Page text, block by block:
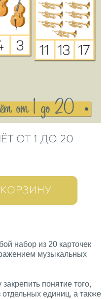
ОТ 1 ДО 20
набор из 20 карточек
музыкальных
понятие того,
отдельных единиц, а также